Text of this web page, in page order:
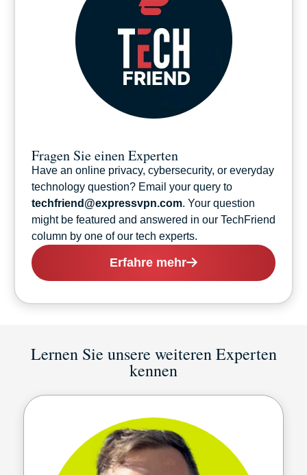
Fragen Sie einen Experten
Have an online privacy, cybersecurity, or everyday
technology question? Email your query to
techfriend@expressvpn.com. Your question
might be featured and answered in our TechFriend
column by one of our tech experts.
Erfahre mehr
Lernen Sie unsere weiteren Experten
kennen